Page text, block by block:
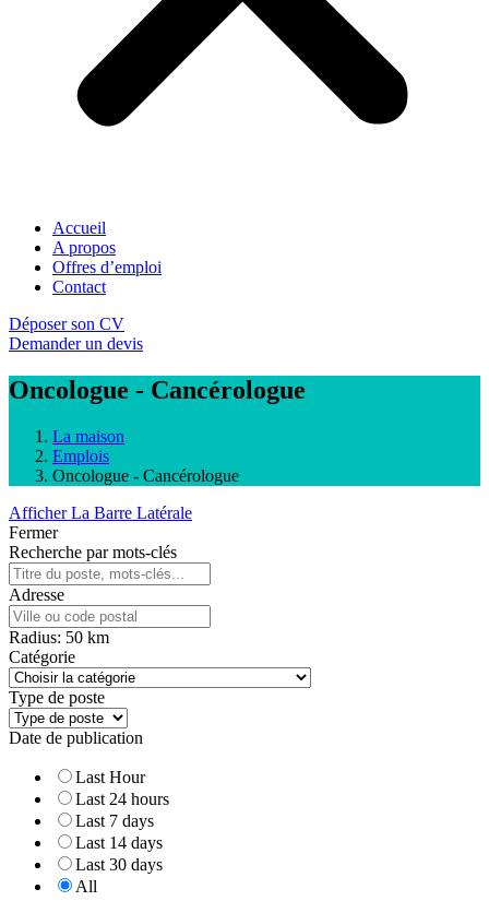
Accueil
A propos
Offres d’emploi
Contact
Déposer son CV
Demander un devis
Oncologue - Cancérologue
La maison
Emplois
Oncologue - Cancérologue
Afficher La Barre Latérale
Fermer
Recherche par mots-clés
Adresse
Radius: 50 km
Catégorie
Type de poste
Date de publication
Last Hour
Last 24 hours
Last 7 days
Last 14 days
Last 30 days
All